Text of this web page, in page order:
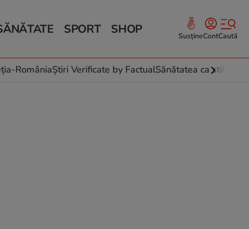
culinare
SPORT SHOP SusțineContCaută
RomâniaȘtiri Verificate by FactualSănătatea ca stil de